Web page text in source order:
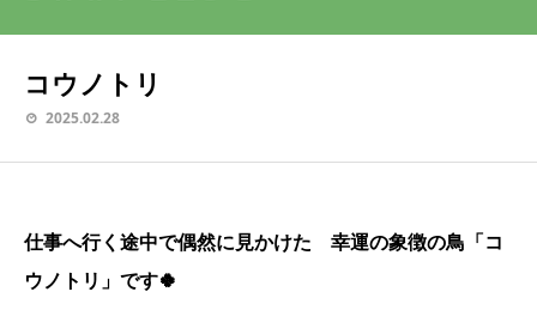
コウノトリ
2025.02.28
仕事へ行く途中で偶然に見かけた 幸運の象徴の鳥「コ
ウノトリ」です🍀